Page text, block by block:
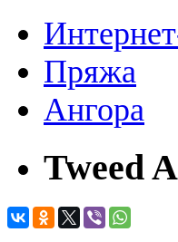
Пряжа
Ангора
Tweed